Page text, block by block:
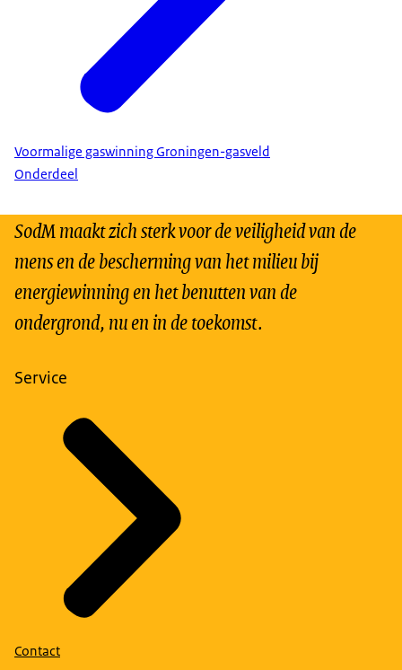
Voormalige gaswinning Groningen-gasveld
Onderdeel
SodM maakt zich sterk voor de veiligheid van de
mens en de bescherming van het milieu bij
energiewinning en het benutten van de
ondergrond, nu en in de toekomst.
Service
Contact